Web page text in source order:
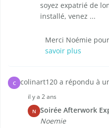
soyez expatrié de
installé, venez ...
Merci Noémie
savoir plus
C colinart120 a répondu à
il y a 2 ans
N Soirée Afterwork
Noemie